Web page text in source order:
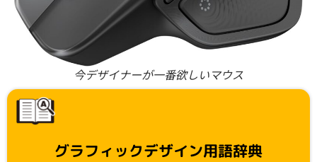
今デザイナーが一番欲しいマウス
グラフィックデザイン用語辞典